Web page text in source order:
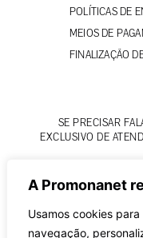
A Promonanet
Usamos cookies
navegação,
POLÍTICAS DE
MEIOS DE
FINALIZAÇÃO
SE PRECISAR
EXCLUSIVO DE